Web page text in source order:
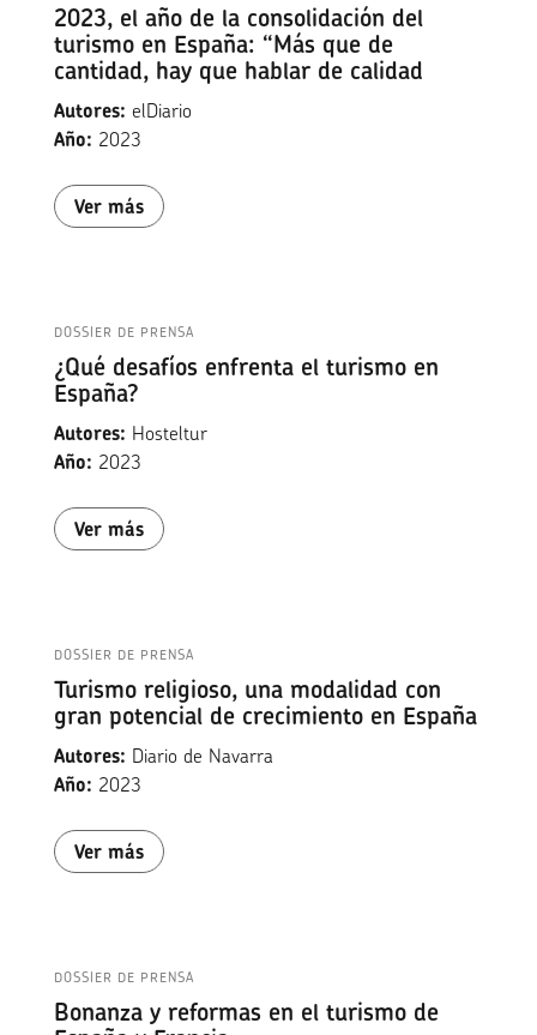
2023, el año de la consolidación del
turismo en España: “Más que de
cantidad, hay que hablar de calidad
Autores: elDiario
Año: 2023
Ver más
DOSSIER DE PRENSA
¿Qué desafíos enfrenta el turismo en
España?
Autores: Hosteltur
Año: 2023
Ver más
DOSSIER DE PRENSA
Turismo religioso, una modalidad con
gran potencial de crecimiento en España
Autores: Diario de Navarra
Año: 2023
Ver más
DOSSIER DE PRENSA
Bonanza y reformas en el turismo de